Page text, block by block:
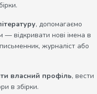
, допомагаємо
— відкривати нові імена в
журналіст або
власний профіль, вести
в збірки.